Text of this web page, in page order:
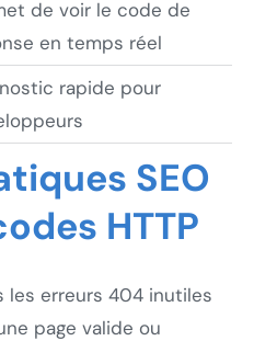
de voir le code de
en temps réel
rapide pour
SEO
HTTP
les erreurs 404 inutiles
page valide ou